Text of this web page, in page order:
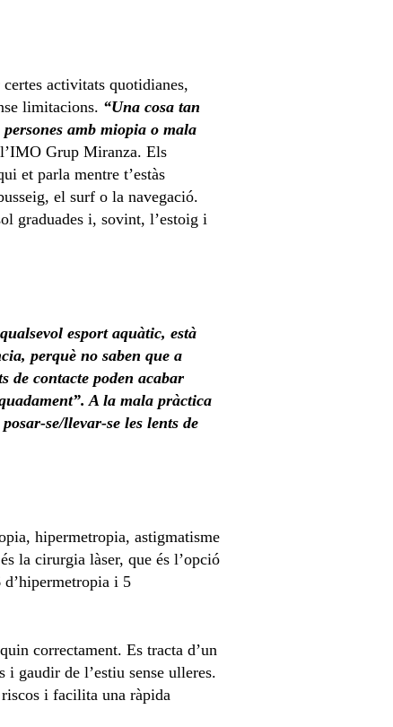
activitats quotidianes,
limitacions. “Una cosa tan
amb miopia o mala
Grup Miranza. Els
et parla mentre t’estàs
el surf o la navegació.
graduades i, sovint, l’estoig i
esport aquàtic, està
perquè no saben que a
de contacte poden acabar
”. A la mala pràctica
se/llevar-se les lents de
hipermetropia, astigmatisme
la cirurgia làser, que és l’opció
i 5
correctament. Es tracta d’un
gaudir de l’estiu sense ulleres.
i facilita una ràpida